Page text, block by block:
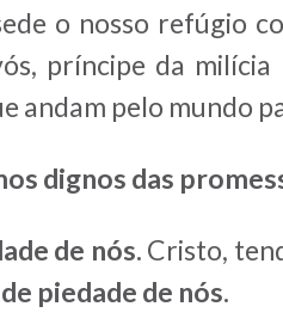
o nosso refúgio
príncipe da
andam pelo mundo
dignos das
de nós. Cristo,
piedade de nós.